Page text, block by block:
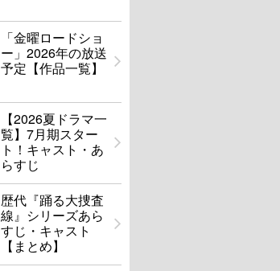
「金曜ロードショ
ー」2026年の放送
予定【作品一覧】
【2026夏ドラマ一
覧】7月期スター
ト！キャスト・あ
らすじ
歴代『踊る大捜査
線』シリーズあら
すじ・キャスト
【まとめ】